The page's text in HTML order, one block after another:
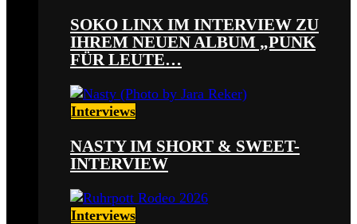
SOKO LINX IM INTERVIEW ZU
IHREM NEUEN ALBUM „PUNK
FÜR LEUTE…
Interviews
NASTY IM SHORT & SWEET-
INTERVIEW
Interviews